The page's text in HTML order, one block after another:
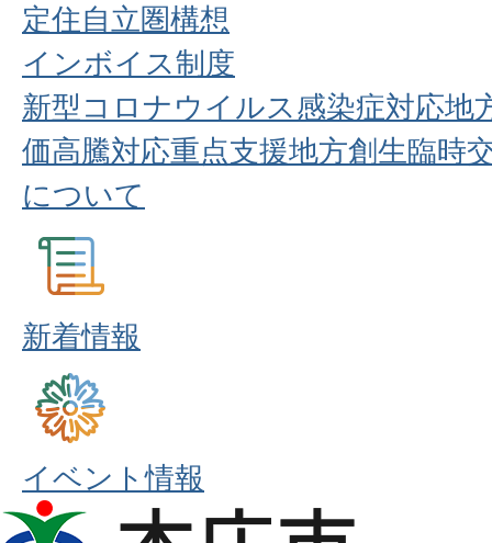
定住自立圏構想
インボイス制度
新型コロナウイルス感染症対応地
価高騰対応重点支援地方創生臨時
について
新着情報
イベント情報
本